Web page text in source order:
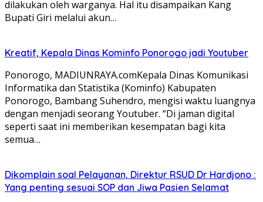
dilakukan oleh warganya. Hal itu disampaikan Kang
Bupati Giri melalui akun…
Kreatif, Kepala Dinas Kominfo Ponorogo jadi Youtuber
Ponorogo, MADIUNRAYA.comKepala Dinas Komunikasi
Informatika dan Statistika (Kominfo) Kabupaten
Ponorogo, Bambang Suhendro, mengisi waktu luangnya
dengan menjadi seorang Youtuber. “Di jaman digital
seperti saat ini memberikan kesempatan bagi kita
semua…
Dikomplain soal Pelayanan, Direktur RSUD Dr Hardjono :
Yang penting sesuai SOP dan Jiwa Pasien Selamat